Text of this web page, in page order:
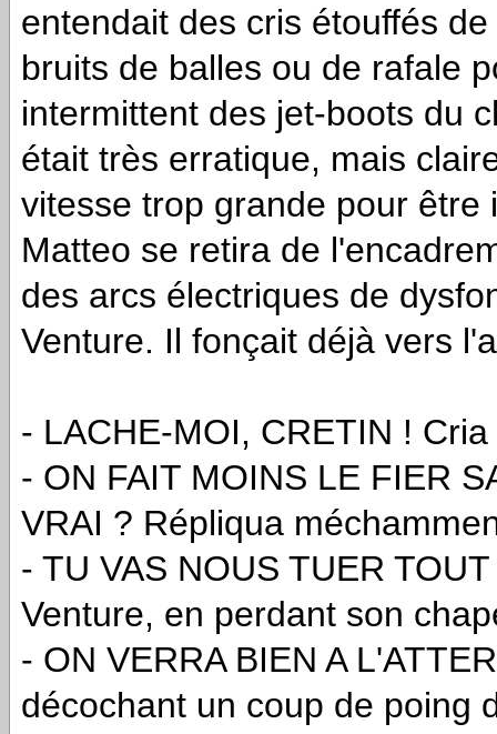
entendait des cris étouffés
bruits de balles ou de rafale
intermittent des jet-boots du
était très erratique, mais
vitesse trop grande pour être
Matteo se retira de
des arcs électriques de
Venture. Il fonçait déjà vers
- LACHE-MOI, CRETIN !
- ON FAIT MOINS LE FIER
VRAI ? Répliqua
- TU VAS NOUS TUER
Venture, en perdant son
- ON VERRA BIEN A
décochant un coup de poing